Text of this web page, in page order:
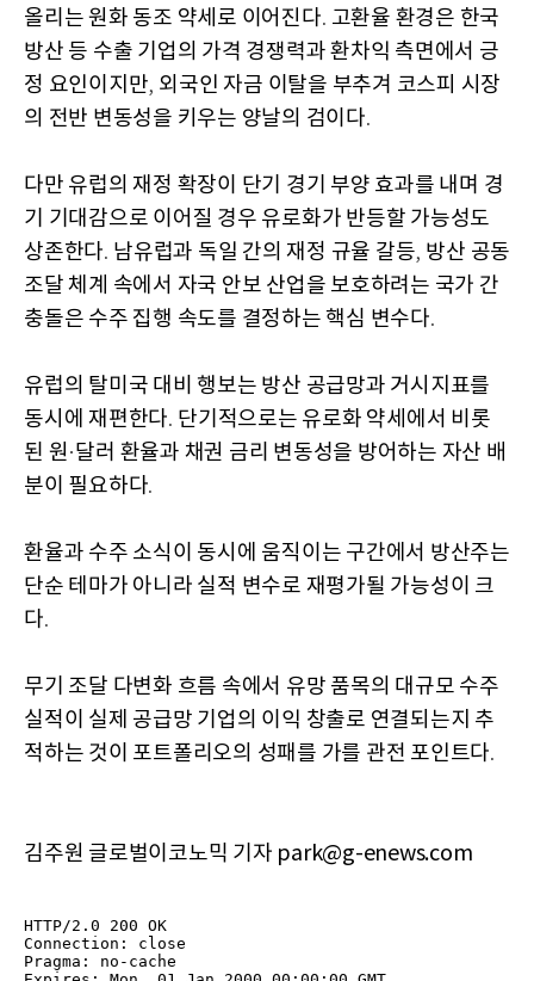
올리는 원화 동조 약세로 이어진다. 고환율 환경은 한국
방산 등 수출 기업의 가격 경쟁력과 환차익 측면에서 긍
정 요인이지만, 외국인 자금 이탈을 부추겨 코스피 시장
의 전반 변동성을 키우는 양날의 검이다.
다만 유럽의 재정 확장이 단기 경기 부양 효과를 내며 경
기 기대감으로 이어질 경우 유로화가 반등할 가능성도
상존한다. 남유럽과 독일 간의 재정 규율 갈등, 방산 공동
조달 체계 속에서 자국 안보 산업을 보호하려는 국가 간
충돌은 수주 집행 속도를 결정하는 핵심 변수다.
유럽의 탈미국 대비 행보는 방산 공급망과 거시지표를
동시에 재편한다. 단기적으로는 유로화 약세에서 비롯
된 원·달러 환율과 채권 금리 변동성을 방어하는 자산 배
분이 필요하다.
환율과 수주 소식이 동시에 움직이는 구간에서 방산주는
단순 테마가 아니라 실적 변수로 재평가될 가능성이 크
다.
무기 조달 다변화 흐름 속에서 유망 품목의 대규모 수주
실적이 실제 공급망 기업의 이익 창출로 연결되는지 추
적하는 것이 포트폴리오의 성패를 가를 관전 포인트다.
김주원 글로벌이코노믹 기자 park@g-enews.com